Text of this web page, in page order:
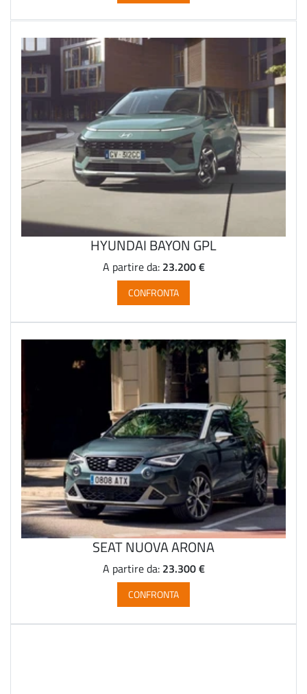
HYUNDAI BAYON GPL
A partire da: 23.200 €
CONFRONTA
SEAT NUOVA ARONA
A partire da: 23.300 €
CONFRONTA